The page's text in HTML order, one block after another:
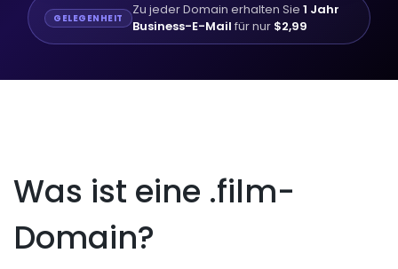
GELEGENHEIT Zu jeder Domain erhalten Sie 1 Jahr
Business-E-Mail für nur $2,99
Was ist eine .film-
Domain?